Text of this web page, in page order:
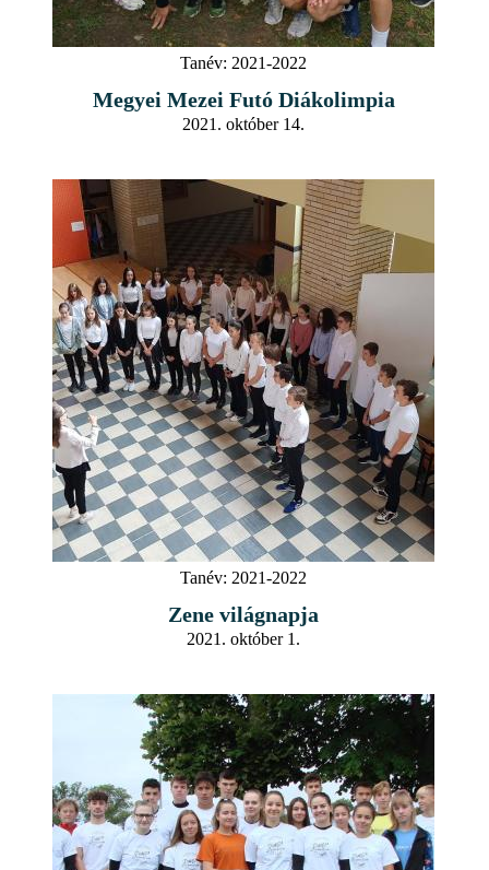
Tanév: 2021-2022
Megyei Mezei Futó Diákolimpia
2021. október 14.
Tanév: 2021-2022
Zene világnapja
2021. október 1.